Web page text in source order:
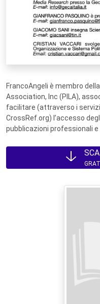
FrancoAngeli è membro
Association, Inc (PILA),
facilitare (attraverso i
CrossRef.org) l’accesso
pubblicazioni professionali